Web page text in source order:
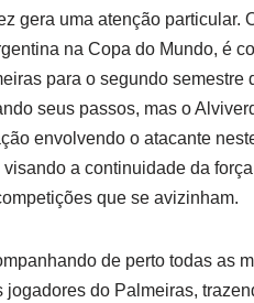
gera uma atenção particular.
na Copa do Mundo, é
para o segundo semestre
seus passos, mas o
envolvendo o atacante
a continuidade da
que se avizinham.
de perto todas as
do Palmeiras,